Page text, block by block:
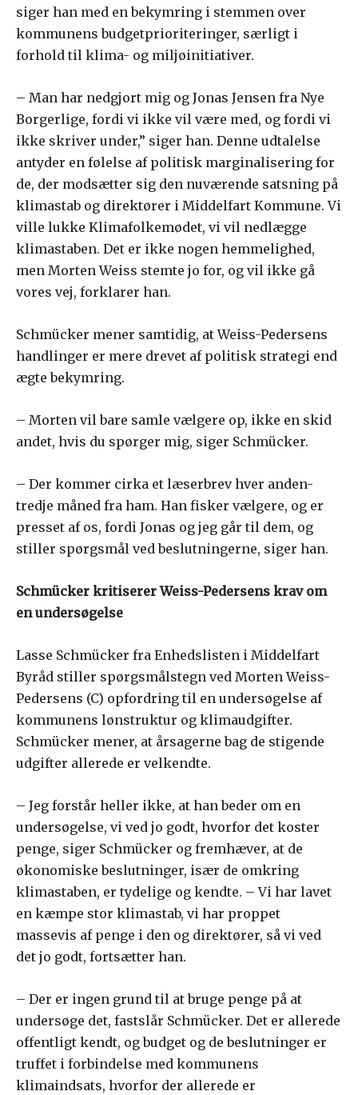
siger han med en bekymring i stemmen over
kommunens budgetprioriteringer, særligt i
forhold til klima- og miljøinitiativer.
– Man har nedgjort mig og Jonas Jensen fra Nye
Borgerlige, fordi vi ikke vil være med, og fordi vi
ikke skriver under,” siger han. Denne udtalelse
antyder en følelse af politisk marginalisering for
de, der modsætter sig den nuværende satsning på
klimastab og direktører i Middelfart Kommune. Vi
ville lukke Klimafolkemødet, vi vil nedlægge
klimastaben. Det er ikke nogen hemmelighed,
men Morten Weiss stemte jo for, og vil ikke gå
vores vej, forklarer han.
Schmücker mener samtidig, at Weiss-Pedersens
handlinger er mere drevet af politisk strategi end
ægte bekymring.
– Morten vil bare samle vælgere op, ikke en skid
andet, hvis du spørger mig, siger Schmücker.
– Der kommer cirka et læserbrev hver anden-
tredje måned fra ham. Han fisker vælgere, og er
presset af os, fordi Jonas og jeg går til dem, og
stiller spørgsmål ved beslutningerne, siger han.
Schmücker kritiserer Weiss-Pedersens krav om
en undersøgelse
Lasse Schmücker fra Enhedslisten i Middelfart
Byråd stiller spørgsmålstegn ved Morten Weiss-
Pedersens (C) opfordring til en undersøgelse af
kommunens lønstruktur og klimaudgifter.
Schmücker mener, at årsagerne bag de stigende
udgifter allerede er velkendte.
– Jeg forstår heller ikke, at han beder om en
undersøgelse, vi ved jo godt, hvorfor det koster
penge, siger Schmücker og fremhæver, at de
økonomiske beslutninger, især de omkring
klimastaben, er tydelige og kendte. – Vi har lavet
en kæmpe stor klimastab, vi har proppet
massevis af penge i den og direktører, så vi ved
det jo godt, fortsætter han.
– Der er ingen grund til at bruge penge på at
undersøge det, fastslår Schmücker. Det er allerede
offentligt kendt, og budget og de beslutninger er
truffet i forbindelse med kommunens
klimaindsats, hvorfor der allerede er